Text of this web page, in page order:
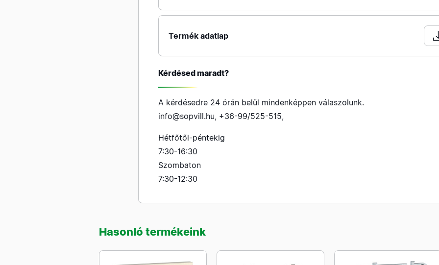
Termék adatlap
Kérdésed maradt?
A kérdésedre 24 órán belül mindenképpen válaszolunk.
info@sopvill.hu, +36-99/525-515,
Hétfőtől-péntekig
7:30-16:30
Szombaton
7:30-12:30
Hasonló termékeink